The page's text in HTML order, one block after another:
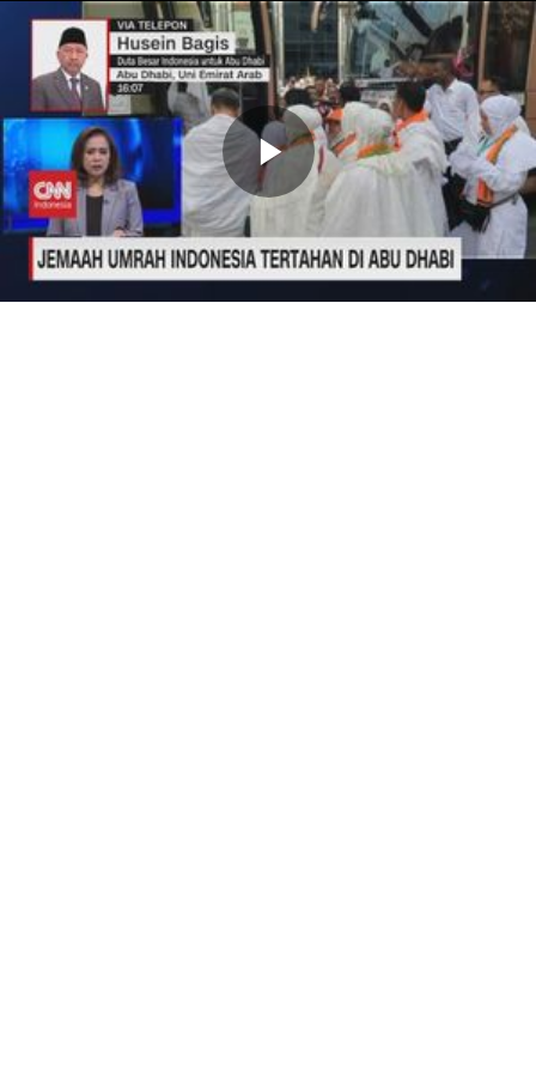
Memutarkan
Video